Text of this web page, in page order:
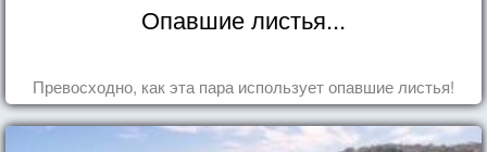
Опавшие листья...
Превосходно, как эта пара использует опавшие листья!